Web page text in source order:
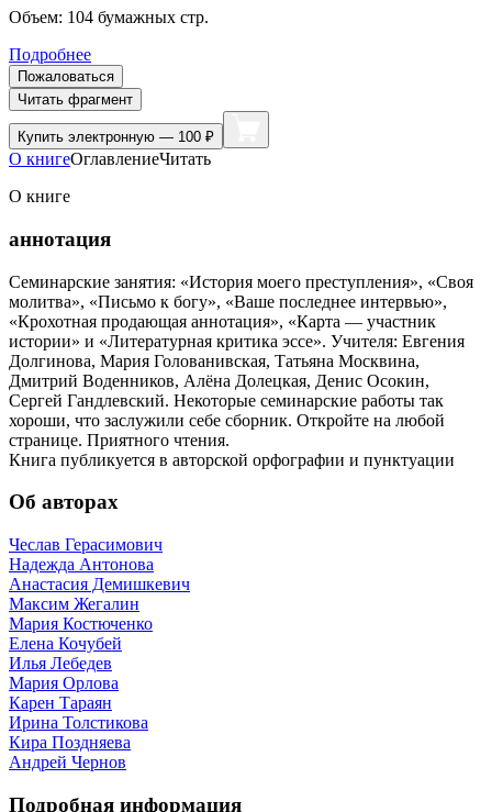
Объем: 104 бумажных стр.
Подробнее
Пожаловаться
Читать фрагмент
Купить электронную — 100 ₽
О книгеОглавлениеЧитать
О книге
аннотация
Семинарские занятия: «История моего преступления», «Своя
молитва», «Письмо к богу», «Ваше последнее интервью»,
«Крохотная продающая аннотация», «Карта — участник
истории» и «Литературная критика эссе». Учителя: Евгения
Долгинова, Мария Голованивская, Татьяна Москвина,
Дмитрий Воденников, Алёна Долецкая, Денис Осокин,
Сергей Гандлевский. Некоторые семинарские работы так
хороши, что заслужили себе сборник. Откройте на любой
странице. Приятного чтения.
Книга публикуется в авторской орфографии и пунктуации
Об авторах
Чеслав Герасимович
Надежда Антонова
Анастасия Демишкевич
Максим Жегалин
Мария Костюченко
Елена Кочубей
Илья Лебедев
Мария Орлова
Карен Тараян
Ирина Толстикова
Кира Поздняева
Андрей Чернов
Подробная информация